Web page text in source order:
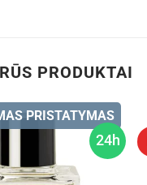
PRODUKTAI
24h
PRISTATYMAS